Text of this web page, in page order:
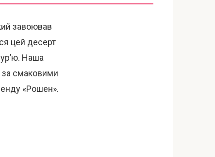
завоював
цей десерт
Наша
за смаковими
«Рошен».